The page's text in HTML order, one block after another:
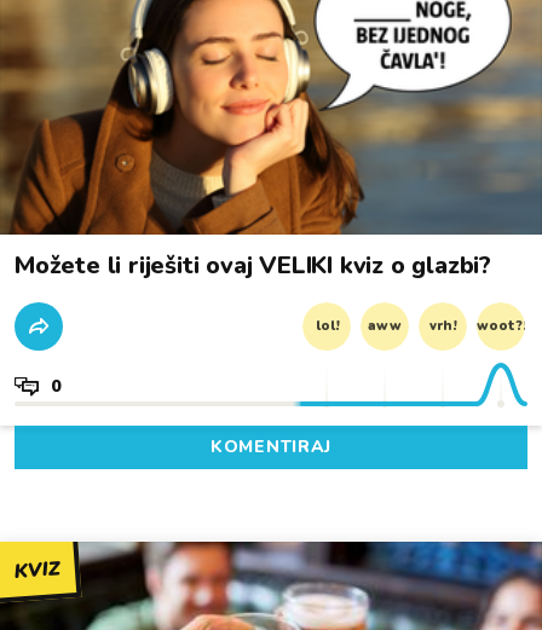
Možete li riješiti ovaj VELIKI kviz o glazbi?
lol! aww vrh! woot?!
0
KOMENTIRAJ
KVIZ